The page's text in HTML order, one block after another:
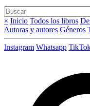
× Inicio Todos los libros
Autoras y autores Géneros
Instagram Whatsapp